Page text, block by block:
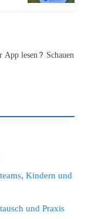
App lesen? Schauen
Kindern und
und Praxis